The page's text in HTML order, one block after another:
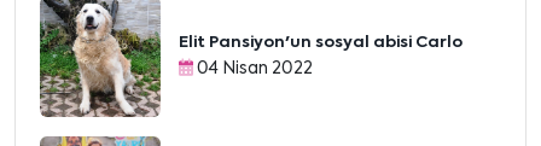
Elit Pansiyon'un sosyal abisi Carlo
04 Nisan 2022